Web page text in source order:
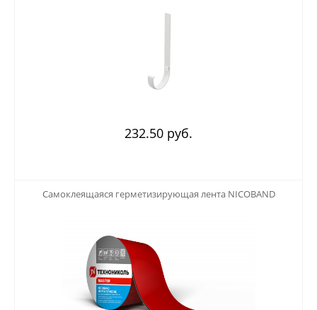
232.50 руб.
Самоклеящаяся герметизирующая лента NICOBAND